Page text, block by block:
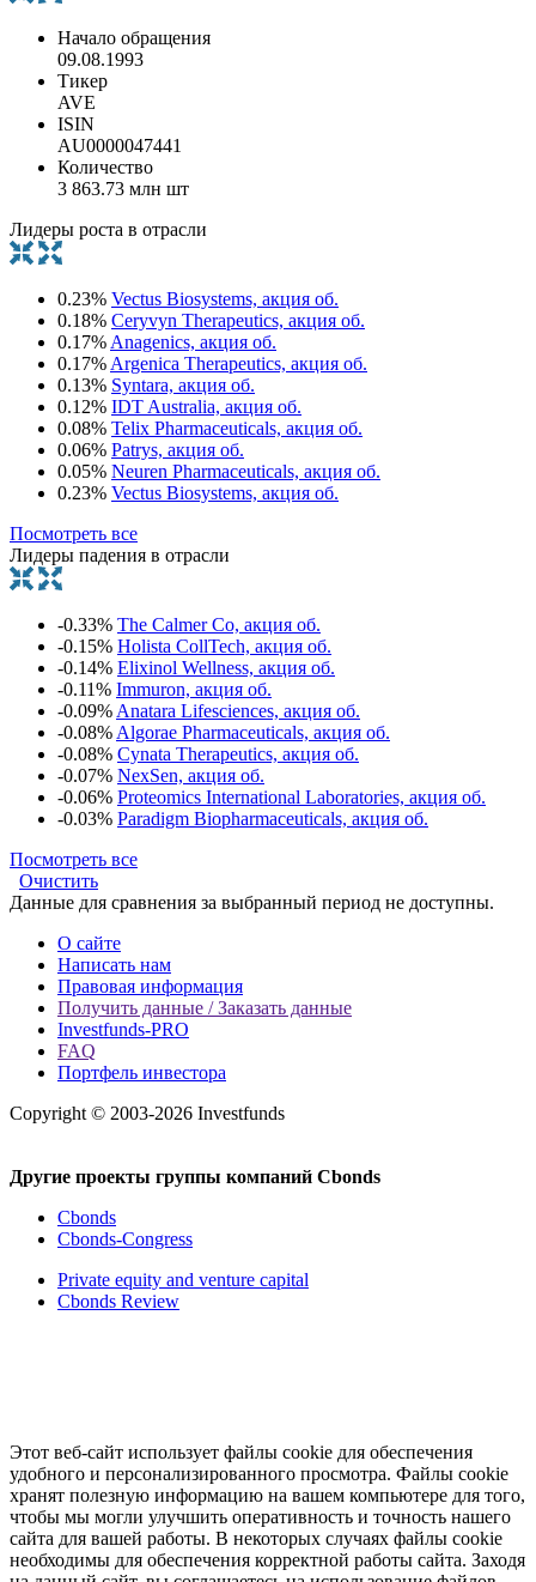
Начало обращения
09.08.1993
Тикер
AVE
ISIN
AU0000047441
Количество
3 863.73 млн шт
Лидеры роста в отрасли
0.23% Vectus Biosystems, акция об.
0.18% Ceryvyn Therapeutics, акция об.
0.17% Anagenics, акция об.
0.17% Argenica Therapeutics, акция об.
0.13% Syntara, акция об.
0.12% IDT Australia, акция об.
0.08% Telix Pharmaceuticals, акция об.
0.06% Patrys, акция об.
0.05% Neuren Pharmaceuticals, акция об.
0.23% Vectus Biosystems, акция об.
Посмотреть все
Лидеры падения в отрасли
-0.33% The Calmer Co, акция об.
-0.15% Holista CollTech, акция об.
-0.14% Elixinol Wellness, акция об.
-0.11% Immuron, акция об.
-0.09% Anatara Lifesciences, акция об.
-0.08% Algorae Pharmaceuticals, акция об.
-0.08% Cynata Therapeutics, акция об.
-0.07% NexSen, акция об.
-0.06% Proteomics International Laboratories, акция об.
-0.03% Paradigm Biopharmaceuticals, акция об.
Посмотреть все
Очистить
Данные для сравнения за выбранный период не доступны.
О сайте
Написать нам
Правовая информация
Получить данные / Заказать данные
Investfunds-PRO
FAQ
Портфель инвестора
Copyright © 2003-2026 Investfunds
Другие проекты группы компаний Cbonds
Cbonds
Cbonds-Congress
Private equity and venture capital
Cbonds Review
Этот веб-сайт использует файлы cookie для обеспечения
удобного и персонализированного просмотра. Файлы cookie
хранят полезную информацию на вашем компьютере для того,
чтобы мы могли улучшить оперативность и точность нашего
сайта для вашей работы. В некоторых случаях файлы cookie
необходимы для обеспечения корректной работы сайта. Заходя